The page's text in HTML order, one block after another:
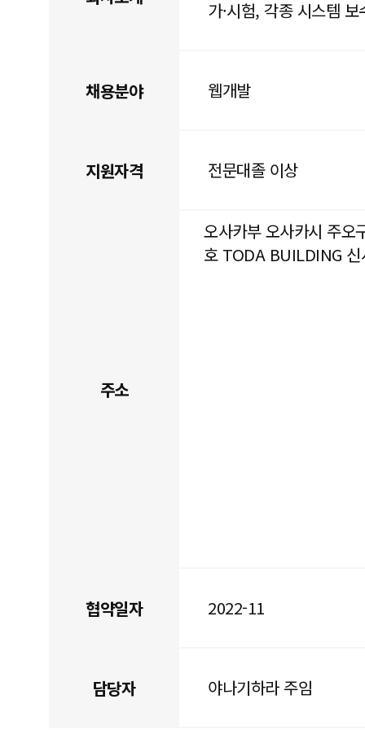
가·시험, 각종 시스템
채용분야 웹개발
지원자격 전문대졸 이상
주소
오사카부 오사카시 주오
호 TODA BUILDING 신
협약일자 2022-11
담당자 야나기하라 주임